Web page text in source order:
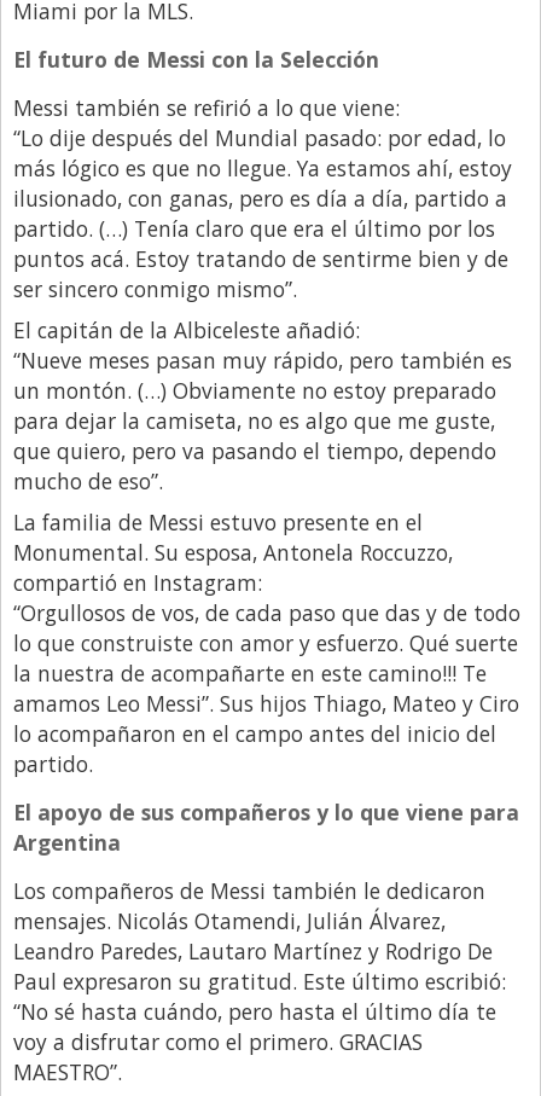
Miami por la MLS.
El futuro de Messi con la Selección
Messi también se refirió a lo que viene:
“Lo dije después del Mundial pasado: por edad, lo
más lógico es que no llegue. Ya estamos ahí, estoy
ilusionado, con ganas, pero es día a día, partido a
partido. (…) Tenía claro que era el último por los
puntos acá. Estoy tratando de sentirme bien y de
ser sincero conmigo mismo”.
El capitán de la Albiceleste añadió:
“Nueve meses pasan muy rápido, pero también es
un montón. (…) Obviamente no estoy preparado
para dejar la camiseta, no es algo que me guste,
que quiero, pero va pasando el tiempo, dependo
mucho de eso”.
La familia de Messi estuvo presente en el
Monumental. Su esposa, Antonela Roccuzzo,
compartió en Instagram:
“Orgullosos de vos, de cada paso que das y de todo
lo que construiste con amor y esfuerzo. Qué suerte
la nuestra de acompañarte en este camino!!! Te
amamos Leo Messi”. Sus hijos Thiago, Mateo y Ciro
lo acompañaron en el campo antes del inicio del
partido.
El apoyo de sus compañeros y lo que viene para
Argentina
Los compañeros de Messi también le dedicaron
mensajes. Nicolás Otamendi, Julián Álvarez,
Leandro Paredes, Lautaro Martínez y Rodrigo De
Paul expresaron su gratitud. Este último escribió:
“No sé hasta cuándo, pero hasta el último día te
voy a disfrutar como el primero. GRACIAS
MAESTRO”.